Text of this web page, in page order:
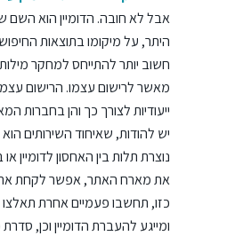
אבל לא חובה. הדומיין הוא השם
היתר, על מיקומו בתוצאות
חשוב יותר להתייחס למחקר
מאשר לרישום עצמו. הרישום
ייעודיות לצורך כך והן בחברות
יש להודות, שאיחוד השירותים
נוצרת תלות בין האחסון לדומיין
את מארח האתר, אפשר לקחת את
כזו, תחשבו פעמיים אחרת
ומייגע להעברת הדומיין וכן,